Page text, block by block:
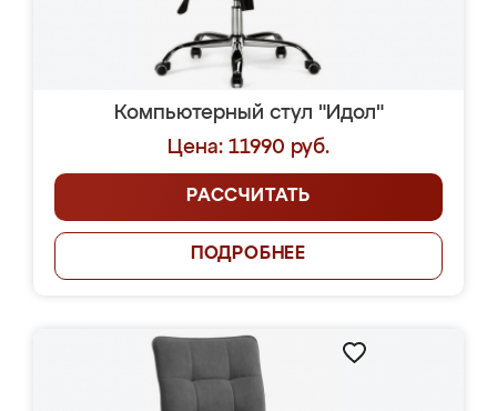
Компьютерный стул "Идол"
Цена: 11990 руб.
РАССЧИТАТЬ
ПОДРОБНЕЕ